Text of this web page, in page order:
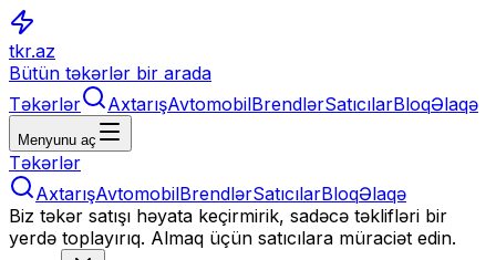
tkr.az
Bütün təkərlər bir arada
Təkərlər
AxtarışAvtomobilBrendlərSatıcılarBloqƏlaqə
Menyunu aç
Təkərlər
AxtarışAvtomobilBrendlərSatıcılarBloqƏlaqə
Biz təkər satışı həyata keçirmirik, sadəcə təklifləri bir
yerdə toplayırıq. Almaq üçün satıcılara müraciət edin.